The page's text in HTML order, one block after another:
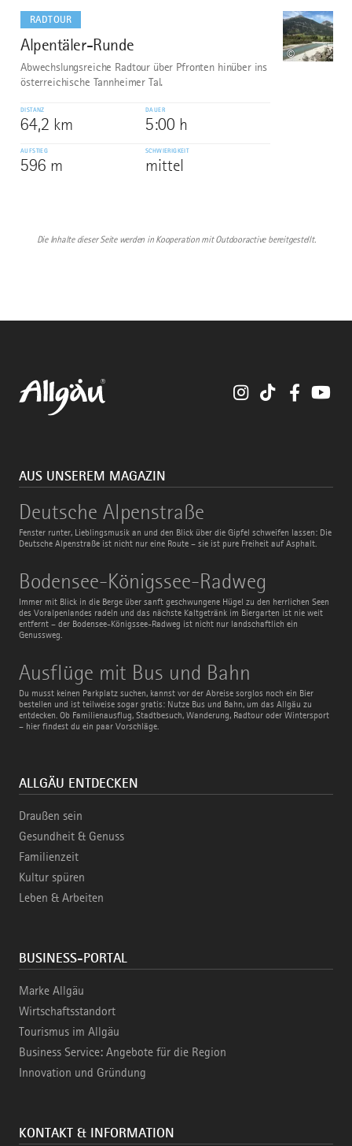
RADTOUR
10
Alpentäler-Runde
©
Abwechslungsreiche Radtour über Pfronten hinüber ins
österreichische Tannheimer Tal.
DISTANZ
64,2 km
DAUER
5:00 h
AUFSTIEG
596 m
SCHWIERIGKEIT
mittel
dazu
Die Inhalte dieser Seite werden in Kooperation mit Outdooractive bereitgestellt.
InstagramTikTok
AUS UNSEREM MAGAZIN
Deutsche Alpenstraße
Fenster runter, Lieblingsmusik an und den Blick über die Gipfel schweifen lassen: Die
Deutsche Alpenstraße ist nicht nur eine Route – sie ist pure Freiheit auf Asphalt.
Deutsche
Alpenstraße
Bodensee-Königssee-Radweg
Immer mit Blick in die Berge über sanft geschwungene Hügel zu den herrlichen Seen
des Voralpenlandes radeln und das nächste Kaltgetränk im Biergarten ist nie weit
entfernt – der Bodensee-Königssee-Radweg ist nicht nur landschaftlich ein
Genussweg.
Bodensee-
Königssee-
Radweg
Ausflüge mit Bus und Bahn
Du musst keinen Parkplatz suchen, kannst vor der Abreise sorglos noch ein Bier
bestellen und ist teilweise sogar gratis: Nutze Bus und Bahn, um das Allgäu zu
entdecken. Ob Familienausflug, Stadtbesuch, Wanderung, Radtour oder Wintersport
– hier findest du ein paar Vorschläge.
Ausflüge
mit
Bus
und
Bahn
ALLGÄU ENTDECKEN
Draußen sein
Gesundheit & Genuss
Familienzeit
Kultur spüren
Leben & Arbeiten
BUSINESS-PORTAL
Marke Allgäu
Wirtschaftsstandort
Tourismus im Allgäu
Business Service: Angebote für die Region
Innovation und Gründung
KONTAKT & INFORMATION